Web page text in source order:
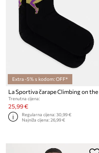
Extra -5% s kodom: OFF*
Trenutna cijena:
25,99 €
Regularna cijena:30,99 €
Najniža cijena:26,99 €